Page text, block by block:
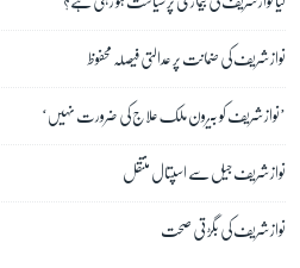
نواز شریف کی ضمانت پر عدالتی فیصلہ محفوظ
’نواز شریف کو بیرون ملک علاج کی ضرورت نہیں‘
نواز شریف جیل سے اسپتال منتقل
نواز شریف کی بگڑتی صحت